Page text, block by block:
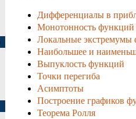
Дифференциалы в
Монотонность функций
Локальные экстремумы
Наибольшее и
Выпуклость функций
Точки перегиба
Асимптоты
Построение графиков
Теорема Ролля